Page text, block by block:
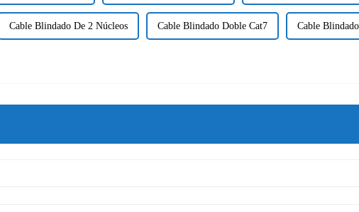
Cable Blindado De 2 Núcleos Cable Blindado Doble Cat7 Cable